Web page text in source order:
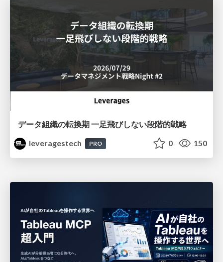
データ組織の転換期 一足飛びしない段階的戦略
leveragestech
PRO 0 150